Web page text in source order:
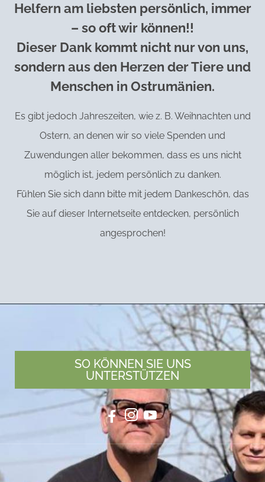
Helfern am liebsten persönlich, immer
– so oft wir können!!
Dieser Dank kommt nicht nur von uns,
sondern aus den Herzen der Tiere und
Menschen in Ostrumänien.
Es gibt jedoch Jahreszeiten, wie z. B. Weihnachten und
Ostern, an denen wir so viele Spenden und
Zuwendungen aller bekommen, dass es uns nicht
möglich ist, jedem persönlich zu danken.
Fühlen Sie sich dann bitte mit jedem Dankeschön, das
Sie auf dieser Internetseite entdecken, persönlich
angesprochen!
SO KÖNNEN SIE UNS
UNTERSTÜTZEN